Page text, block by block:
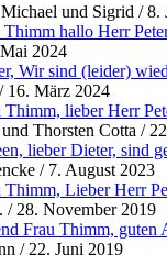
und Sigrid /8.
hallo Herr
2024
Wir sind (leider)
/ 16. März 2024
Thimm, lieber Herr
Thorsten Cotta /
lieber Dieter, sind
/ 7. August 2023
Thimm, Lieber Herr
/ 28. November 2019
Frau Thimm, guten
/ 22. Juni 2019